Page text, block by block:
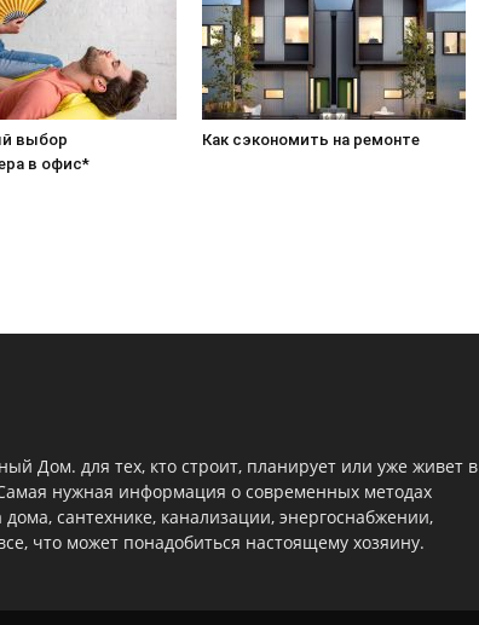
выбор
в офис*
Как сэкономить на ремонте
Дом. для тех, кто строит, планирует или уже живет в
нужная информация о современных методах
дома, сантехнике, канализации, энергоснабжении,
что может понадобиться настоящему хозяину.